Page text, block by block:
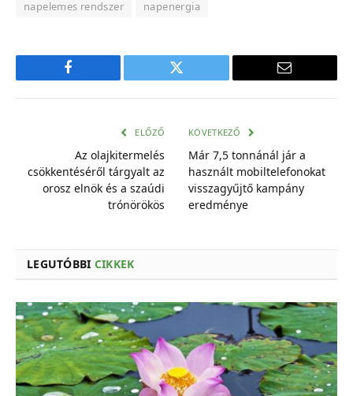
napelemes rendszer napenergia
Facebook Twitter
E-
ELŐZŐ
Az olajkitermelés
csökkentéséről tárgyalt az
orosz elnök és a szaúdi
trónörökös
KÖVETKEZŐ
Már 7,5 tonnánál jár a
használt mobiltelefonokat
visszagyűjtő kampány
eredménye
LEGUTÓBBI CIKKEK